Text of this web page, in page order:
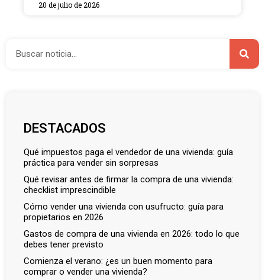
20 de julio de 2026
DESTACADOS
qué impuestos paga el vendedor de una vivienda: guía
práctica para vender sin sorpresas
qué revisar antes de firmar la compra de una vivienda:
checklist imprescindible
cómo vender una vivienda con usufructo: guía para
propietarios en 2026
gastos de compra de una vivienda en 2026: todo lo que
debes tener previsto
comienza el verano: ¿es un buen momento para
comprar o vender una vivienda?